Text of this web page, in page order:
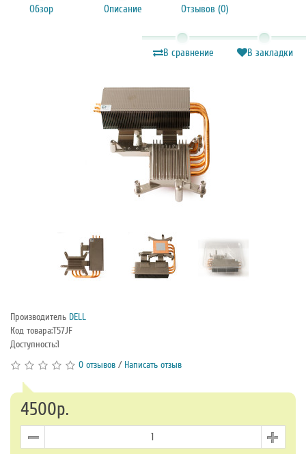
Обзор Описание Отзывов (0)
В закладки
В сравнение
Производитель DELL
Код товара:T57JF
Доступность:1
0 отзывов / Написать отзыв
4500р.